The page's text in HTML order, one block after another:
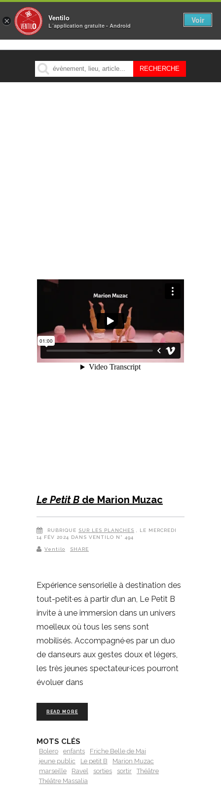
MENU
Le Petit B de Marion Muzac
RUBRIQUE SUR LES PLANCHES
, LE MERCREDI
14 FÉV 2024 DANS VENTILO N° 494
Ventilo SHARE
Expérience sensorielle à destination des
tout-petit·es à partir d’un an, Le Petit B
invite à une immersion dans un univers
moelleux où tous les sens sont
mobilisés. Accompagné·es par un duo
de danseurs aux gestes doux et légers,
les très jeunes spectateur·ices pourront
évoluer dans
READ MORE
MOTS CLÉS
Bolero enfants
Friche Belle de Mai
jeune public
Le petit B
Marion Muzac
marseille
Ravel sorties sortir
Théâtre
Théâtre Massalia
× Ventilo
L´application gratuite - Android
Voir